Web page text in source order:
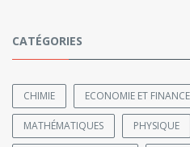
CATÉGORIES
CHIMIE ECONOMIE ET
MATHÉMATIQUES PHYSIQUE